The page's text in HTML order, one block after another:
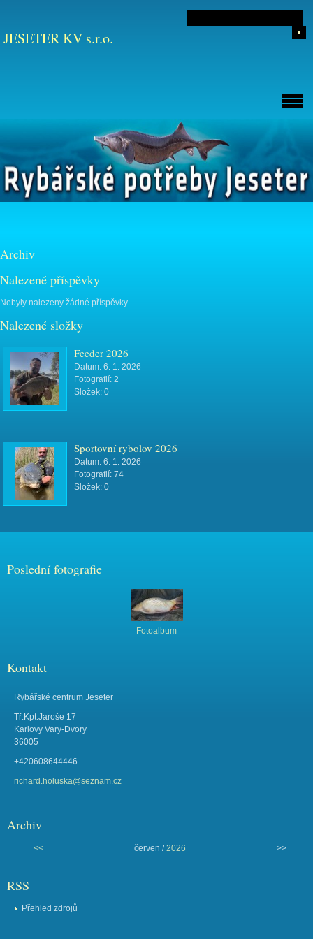
JESETER KV s.r.o.
Archiv
Nalezené příspěvky
Nebyly nalezeny žádné příspěvky
Nalezené složky
Feeder 2026
Datum: 6. 1. 2026
Fotografií: 2
Složek: 0
Sportovní rybolov 2026
Datum: 6. 1. 2026
Fotografií: 74
Složek: 0
Poslední fotografie
Fotoalbum
Kontakt
Rybářské centrum Jeseter
Tř.Kpt.Jaroše 17
Karlovy Vary-Dvory
36005
+420608644446
richard.holuska@seznam.cz
Archiv
<< červen /2026 >>
RSS
Přehled zdrojů